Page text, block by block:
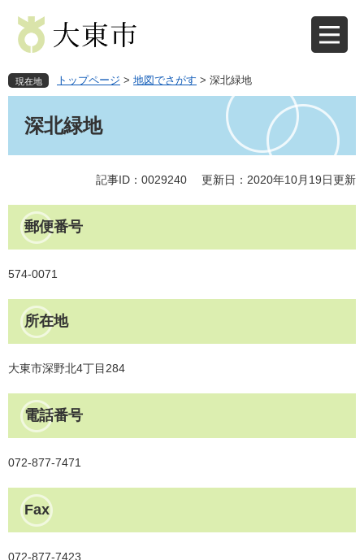
先
頭
を
飛
現在地 トップページ > 地図でさがす > 深北緑地
深北緑地
記事ID：0029240 更新日：2020年10月19日更新
郵便番号
574-0071
所在地
大東市深野北4丁目284
電話番号
072-877-7471
Fax
072-877-7423